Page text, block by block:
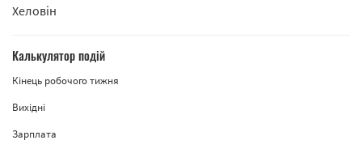
Хеловін
Калькулятор подій
Кінець робочого тижня
Вихідні
Зарплата